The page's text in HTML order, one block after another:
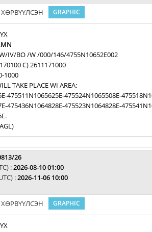
ХӨРВҮҮЛСЭН GRAPHIC
IV/BO /W /000/146/4755N10652E002
C) 2611171000
1000
TAKE PLACE WI AREA:
475511N1065625E-475524N1065508E-
475436N1064828E-475523N1064828E-
26
:2026-08-10 01:00
:2026-11-06 10:00
ХӨРВҮҮЛСЭН GRAPHIC